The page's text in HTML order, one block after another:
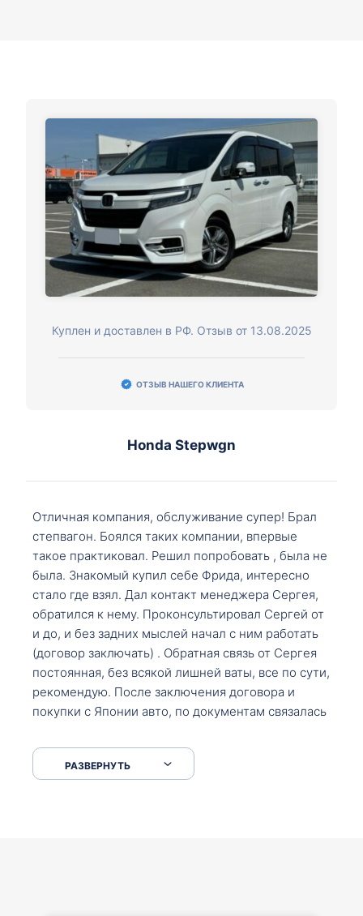
Куплен и доставлен в РФ. Отзыв от 13.08.2025
ОТЗЫВ НАШЕГО КЛИЕНТА
Honda Stepwgn
Отличная компания, обслуживание супер! Брал
степвагон. Боялся таких компании, впервые
такое практиковал. Решил попробовать , была не
была. Знакомый купил себе Фрида, интересно
стало где взял. Дал контакт менеджера Сергея,
обратился к нему. Проконсультировал Сергей от
и до, и без задних мыслей начал с ним работать
(договор заключать) . Обратная связь от Сергея
постоянная, без всякой лишней ваты, все по сути,
рекомендую. После заключения договора и
покупки с Японии авто, по документам связалась
что заполнить, куда зайти, образцы и т.д. После
приехал за авто. Меня тепло встретили Сергей с
РАЗВЕРНУТЬ